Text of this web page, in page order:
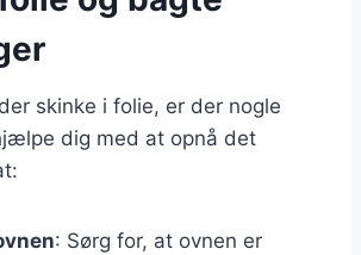
skinke i folie, er der nogle
dig med at opnå det
: Sørg for, at ovnen er